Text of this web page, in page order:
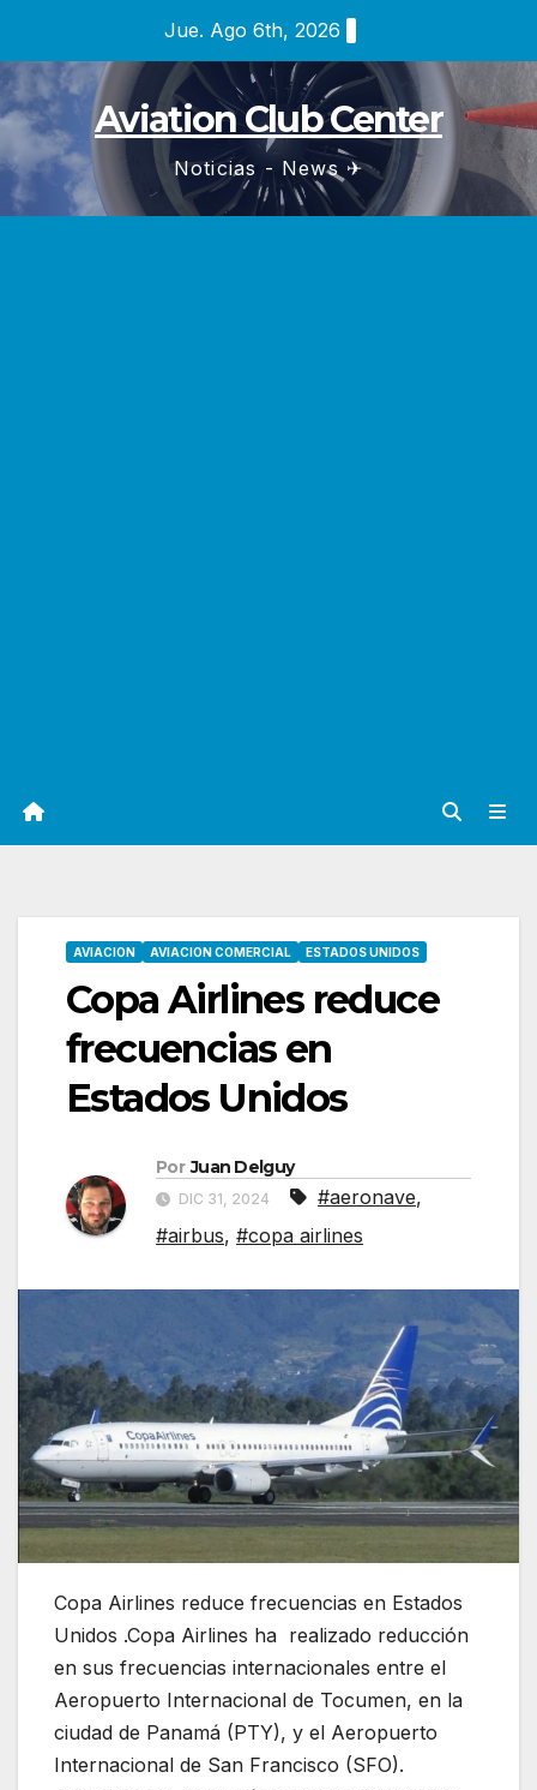
contenido
Jue. Ago 6th, 2026
Aviation Club Center
Noticias - News ✈
AVIACION AVIACION COMERCIAL ESTADOS UNIDOS
Copa Airlines reduce
frecuencias en
Estados Unidos
Por Juan Delguy
DIC 31, 2024 #aeronave,
#airbus, #copa airlines
Copa Airlines reduce frecuencias en Estados
Unidos .Copa Airlines ha realizado reducción
en sus frecuencias internacionales entre el
Aeropuerto Internacional de Tocumen, en la
ciudad de Panamá (PTY), y el Aeropuerto
Internacional de San Francisco (SFO).